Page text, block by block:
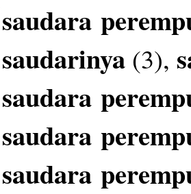
saudara
saudarinya (3),
saudara
saudara
saudara